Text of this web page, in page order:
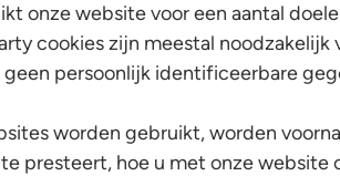
onze website voor een aantal
cookies zijn meestal noodzakelijk
persoonlijk identificeerbare
worden gebruikt, worden
presteert, hoe u met onze website